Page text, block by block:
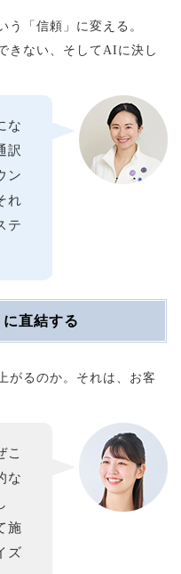
う「信頼」に変える。
きない、そしてAIに決し
な
訳
ン
れ
テ
直結する
がるのか。それは、お客
こ
な
施
ズ